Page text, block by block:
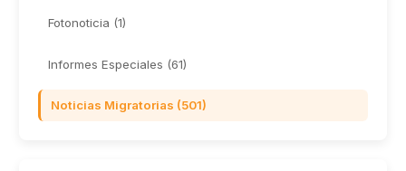
Fotonoticia (1)
Informes Especiales (61)
Noticias Migratorias (501)